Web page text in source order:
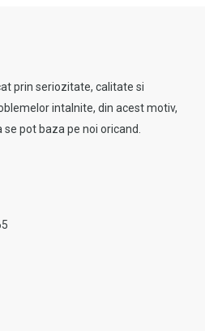
prin seriozitate, calitate si
intalnite, din acest motiv,
pot baza pe noi oricand.